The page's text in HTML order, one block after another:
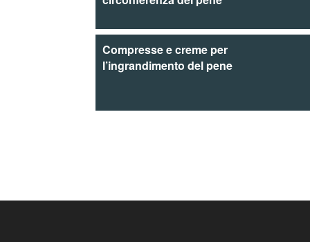
Compresse e creme per
l’ingrandimento del pene